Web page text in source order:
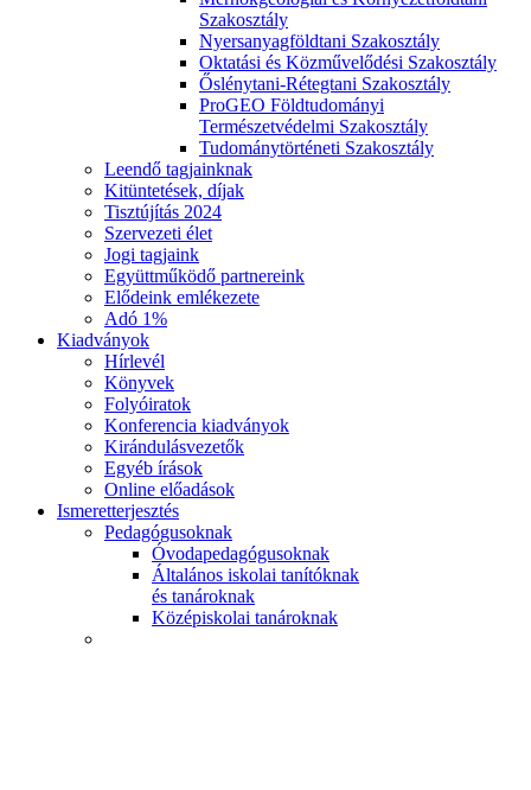
Szakosztály
Nyersanyagföldtani Szakosztály
Oktatási és Közművelődési Szakosztály
Őslénytani-Rétegtani Szakosztály
ProGEO Földtudományi
Természetvédelmi Szakosztály
Tudománytörténeti Szakosztály
Leendő tagjainknak
Kitüntetések, díjak
Tisztújítás 2024
Szervezeti élet
Jogi tagjaink
Együttműködő partnereink
Elődeink emlékezete
Adó 1%
Kiadványok
Hírlevél
Könyvek
Folyóiratok
Konferencia kiadványok
Kirándulásvezetők
Egyéb írások
Online előadások
Ismeretterjesztés
Pedagógusoknak
Óvodapedagógusoknak
Általános iskolai tanítóknak
és tanároknak
Középiskolai tanároknak